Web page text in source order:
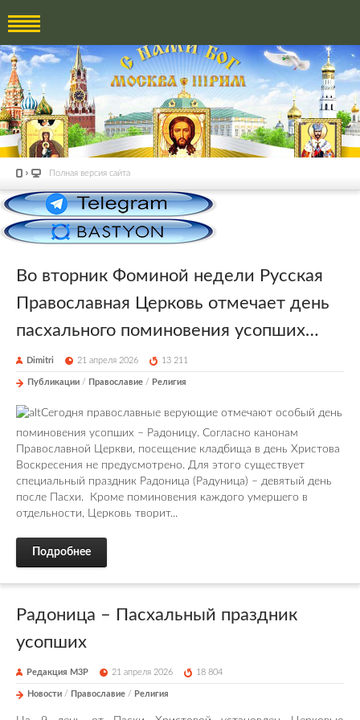
Полная версия сайта
Во вторник Фоминой недели Русская
Православная Церковь отмечает день
пасхального поминовения усопших…
Dimitri 21 апреля 2026 13 211
Публикации / Православие / Религия
Сегодня православные верующие отмечают особый день
поминовения усопших – Радоницу. Согласно канонам
Православной Церкви, посещение кладбища в день Христова
Воскресения не предусмотрено. Для этого существует
специальный праздник Радоница (Радуница) – девятый день
после Пасхи. Кроме поминовения каждого умершего в
отдельности, Церковь творит...
Подробнее
Радоница – Пасхальный праздник
усопших
Редакция М3Р 21 апреля 2026 18 804
Новости / Православие / Религия